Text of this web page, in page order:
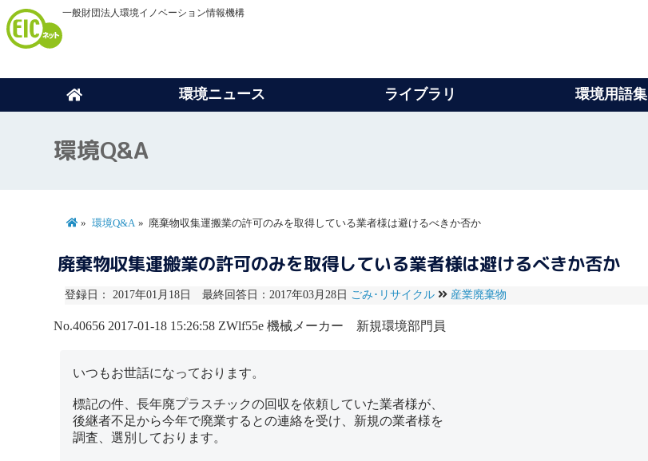
一般財団法人環境イノベーション情報機構
環境ニュース ライブラリ 環境用語集
環境Q&A
環境Q&A 廃棄物収集運搬業の許可のみを取得している業者様は避けるべきか否か
廃棄物収集運搬業の許可のみを取得している業者様は避けるべきか否か
登録日： 2017年01月18日 最終回答日：2017年03月28日 ごみ･リサイクル 産業廃棄物
No.40656 2017-01-18 15:26:58 ZWlf55e 機械メーカー 新規環境部門員
いつもお世話になっております。
標記の件、長年廃プラスチックの回収を依頼していた業者様が、
後継者不足から今年で廃業するとの連絡を受け、新規の業者様を
調査、選別しております。